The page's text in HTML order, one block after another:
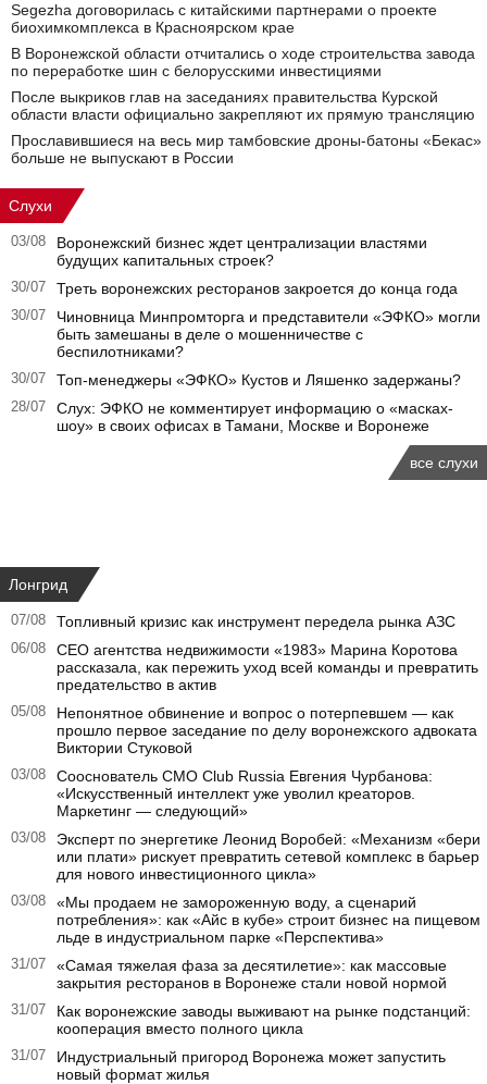
Segezha договорилась с китайскими партнерами о проекте
биохимкомплекса в Красноярском крае
В Воронежской области отчитались о ходе строительства завода
по переработке шин с белорусскими инвестициями
После выкриков глав на заседаниях правительства Курской
области власти официально закрепляют их прямую трансляцию
Прославившиеся на весь мир тамбовские дроны-батоны «Бекас»
больше не выпускают в России
Слухи
03/08
Воронежский бизнес ждет централизации властями
будущих капитальных строек?
30/07 Треть воронежских ресторанов закроется до конца года
30/07
Чиновница Минпромторга и представители «ЭФКО» могли
быть замешаны в деле о мошенничестве с
беспилотниками?
30/07 Топ-менеджеры «ЭФКО» Кустов и Ляшенко задержаны?
28/07
Слух: ЭФКО не комментирует информацию о «масках-
шоу» в своих офисах в Тамани, Москве и Воронеже
все слухи
Лонгрид
07/08 Топливный кризис как инструмент передела рынка АЗС
06/08
CEO агентства недвижимости «1983» Марина Коротова
рассказала, как пережить уход всей команды и превратить
предательство в актив
05/08
Непонятное обвинение и вопрос о потерпевшем — как
прошло первое заседание по делу воронежского адвоката
Виктории Стуковой
03/08
Сооснователь CMO Club Russia Евгения Чурбанова:
«Искусственный интеллект уже уволил креаторов.
Маркетинг — следующий»
03/08
Эксперт по энергетике Леонид Воробей: «Механизм «бери
или плати» рискует превратить сетевой комплекс в барьер
для нового инвестиционного цикла»
03/08
«Мы продаем не замороженную воду, а сценарий
потребления»: как «Айс в кубе» строит бизнес на пищевом
льде в индустриальном парке «Перспектива»
31/07
«Самая тяжелая фаза за десятилетие»: как массовые
закрытия ресторанов в Воронеже стали новой нормой
31/07
Как воронежские заводы выживают на рынке подстанций:
кооперация вместо полного цикла
31/07
Индустриальный пригород Воронежа может запустить
новый формат жилья